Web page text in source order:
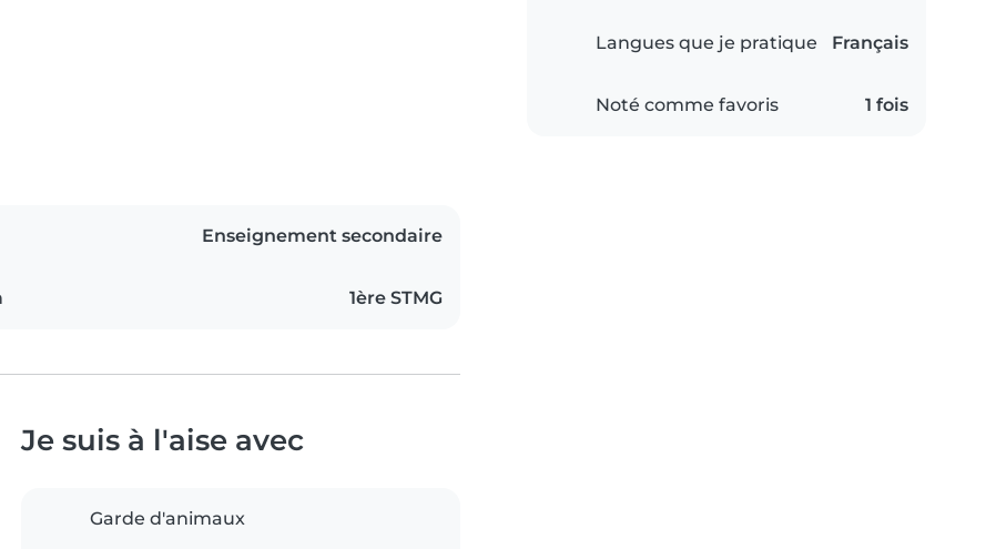
Langues que je pratique Français
Noté comme favoris 1 fois
Enseignement secondaire
1ère STMG
Je suis à l'aise avec
Garde d'animaux